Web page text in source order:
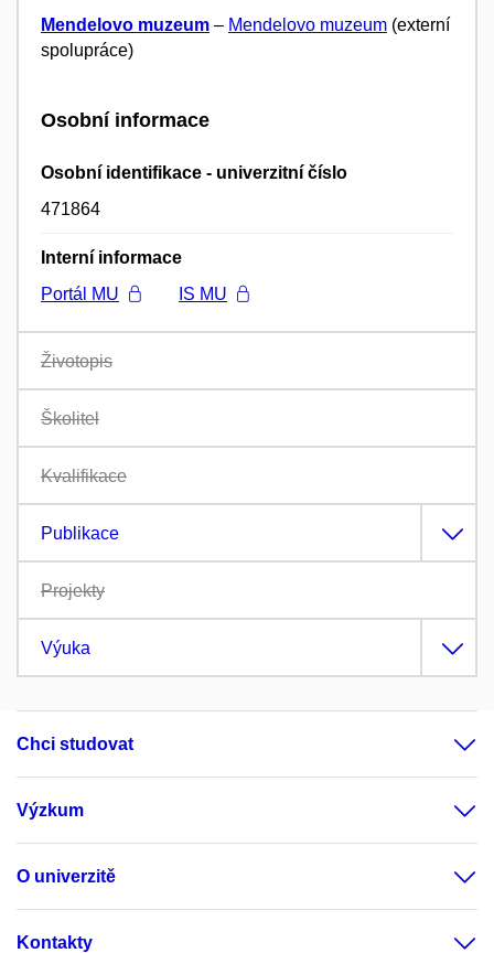
Mendelovo muzeum – Mendelovo muzeum (externí
spolupráce)
Osobní informace
Osobní identifikace - univerzitní číslo
471864
Interní informace
Portál MU
IS MU
Životopis
Školitel
Kvalifikace
Publikace
Projekty
Výuka
Chci studovat
Výzkum
O univerzitě
Kontakty